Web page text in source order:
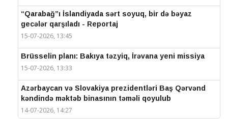
“Qarabağ”ı İslandiyada sərt soyuq, bir də bəyaz
gecələr qarşıladı - Reportaj
15-07-2026, 13:45
Brüsselin planı: Bakıya təzyiq, İrəvana yeni missiya
15-07-2026, 13:33
Azərbaycan və Slovakiya prezidentləri Baş Qərvənd
kəndində məktəb binasının təməli qoyulub
14-07-2026, 14:27